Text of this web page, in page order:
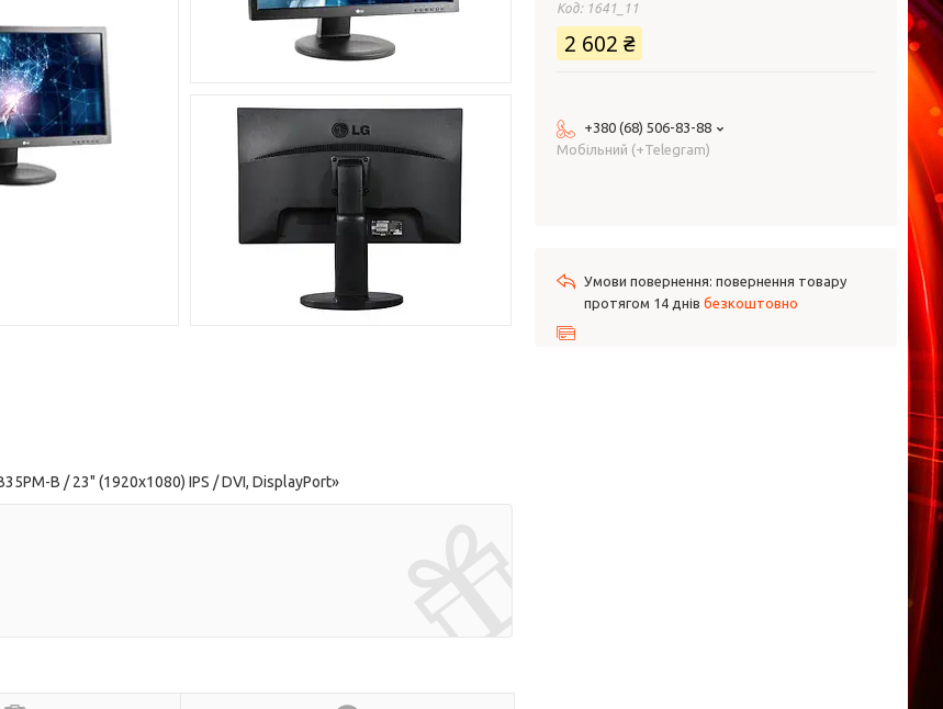
B / 23" (1920x1080) IPS / DVI, DisplayPort»
Код: 1641_11
2 602 ₴
+380 (68) 506-83-88
Мобільний (+Telegram)
повернення товару
протягом 14 днів безкоштовно